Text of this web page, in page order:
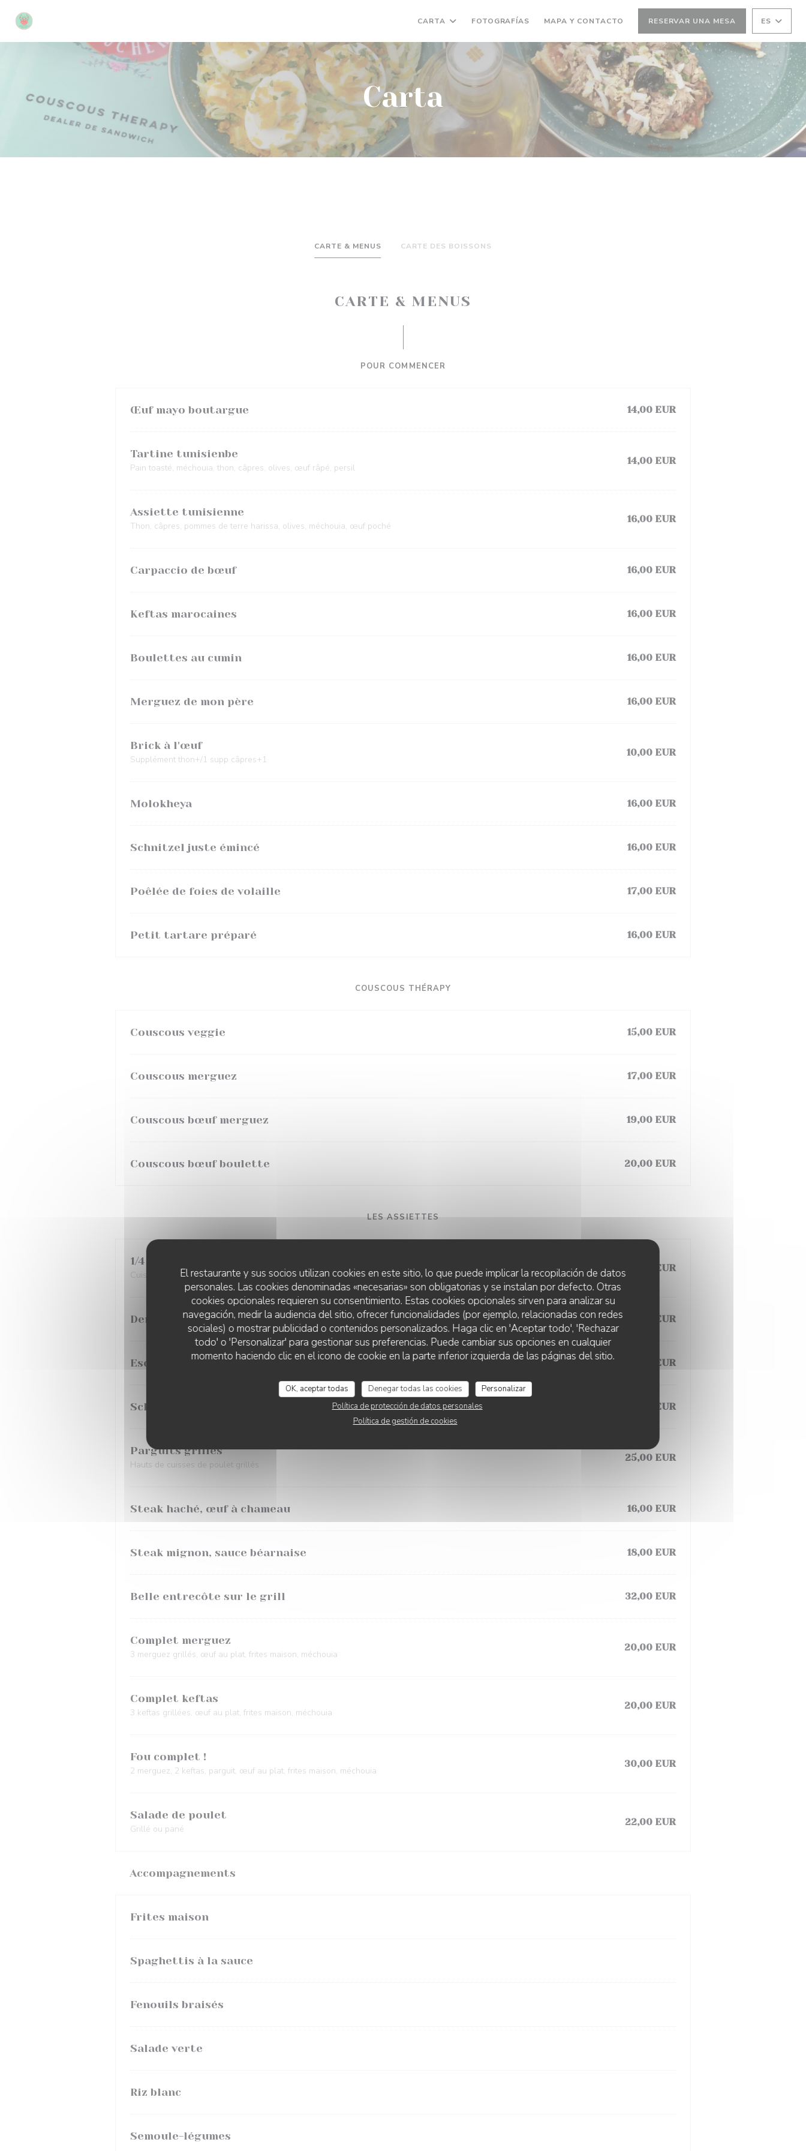
El restaurante y sus socios utilizan cookies en este sitio, lo que puede implicar la recopilación de datos
personales. Las cookies denominadas «necesarias» son obligatorias y se instalan por defecto. Otras
cookies opcionales requieren su consentimiento. Estas cookies opcionales sirven para analizar su
navegación, medir la audiencia del sitio, ofrecer funcionalidades (por ejemplo, relacionadas con redes
sociales) o mostrar publicidad o contenidos personalizados. Haga clic en 'Aceptar todo', 'Rechazar
todo' o 'Personalizar' para gestionar sus preferencias. Puede cambiar sus opciones en cualquier
momento haciendo clic en el icono de cookie en la parte inferior izquierda de las páginas del sitio.
OK, aceptar todas Denegar todas las cookies
Personalizar
Política de protección de datos personales
Política de gestión de cookies
CARTA FOTOGRAFÍAS MAPA Y CONTACTO RESERVAR UNA MESA ES
Carta
CARTE & MENUS CARTE DES BOISSONS
CARTE & MENUS
POUR COMMENCER
Œuf mayo boutargue 14,00 EUR
Tartine tunisienbe
Pain toasté, méchouia, thon, câpres, olives, œuf râpé, persil
14,00 EUR
Assiette tunisienne
Thon, câpres, pommes de terre harissa, olives, méchouia, œuf poché
16,00 EUR
Carpaccio de bœuf 16,00 EUR
Keftas marocaines 16,00 EUR
Boulettes au cumin 16,00 EUR
Merguez de mon père 16,00 EUR
Brick à l'œuf
Supplément thon+/1 supp câpres+1
10,00 EUR
Molokheya 16,00 EUR
Schnitzel juste émincé 16,00 EUR
Poêlée de foies de volaille 17,00 EUR
Petit tartare préparé 16,00 EUR
COUSCOUS THÉRAPY
Couscous veggie 15,00 EUR
Couscous merguez 17,00 EUR
Couscous bœuf merguez 19,00 EUR
Couscous bœuf boulette 20,00 EUR
LES ASSIETTES
1/4 de poulet rôti
Cuisse ou blanc
15,00 EUR
Demi poulet rôti au four 22,00 EUR
Escalope de poulet grillé 19,00 EUR
Schnitzel maison 21,00 EUR
Parguits grillés
Hauts de cuisses de poulet grillés
25,00 EUR
Steak haché, œuf à chameau 16,00 EUR
Steak mignon, sauce béarnaise 18,00 EUR
Belle entrecôte sur le grill 32,00 EUR
Complet merguez
3 merguez grillés, œuf au plat, frites maison, méchouia
20,00 EUR
Complet keftas
3 keftas grillées, œuf au plat, frites maison, méchouia
20,00 EUR
Fou complet !
2 merguez, 2 keftas, parguit, œuf au plat, frites maison, méchouia
30,00 EUR
Salade de poulet
Grillé ou pané
22,00 EUR
Accompagnements
Frites maison
Spaghettis à la sauce
Fenouils braisés
Salade verte
Riz blanc
Semoule-légumes